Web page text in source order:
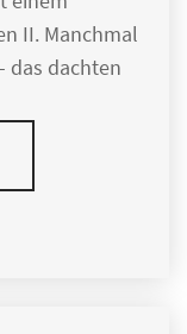
II. Manchmal
das dachten